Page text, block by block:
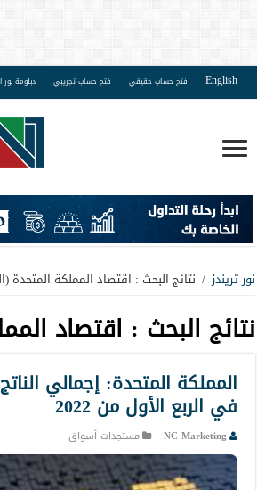
English فتح حساب حقيقي فتح حساب تجريبي دبلومة
نور تريندز / نتائج البحث : اقتصاد المملكة المتحدة
نتائج البحث : اقتصاد
المملكة المتحدة: إجمالي
في الربع الأول من 2022
NC Marketing مستجدات أسواق